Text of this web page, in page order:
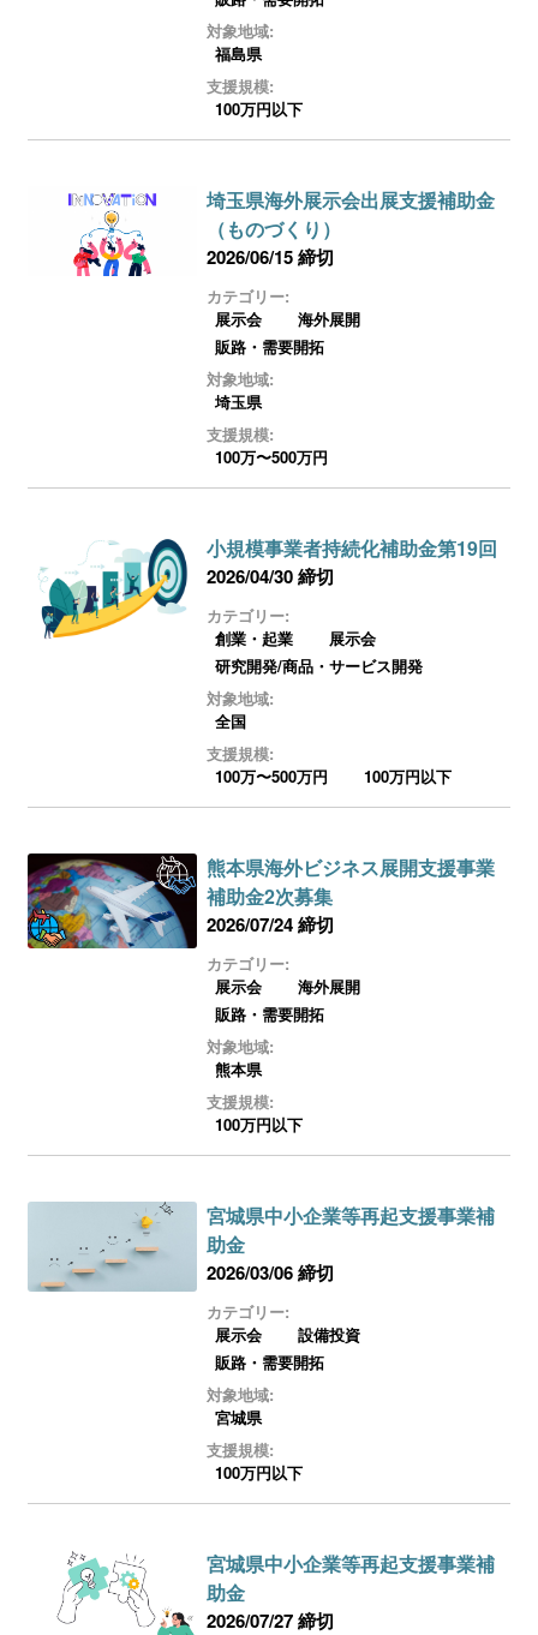
対象地域:
福島県
支援規模:
100万円以下
埼玉県海外展示会出展支援補助金
（ものづくり）
2026/06/15 締切
カテゴリー:
展示会
海外展開
販路・需要開拓
対象地域:
埼玉県
支援規模:
100万〜500万円
小規模事業者持続化補助金第19回
2026/04/30 締切
カテゴリー:
創業・起業
展示会
研究開発/商品・サービス開発
対象地域:
全国
支援規模:
100万〜500万円
100万円以下
熊本県海外ビジネス展開支援事業
補助金2次募集
2026/07/24 締切
カテゴリー:
展示会
海外展開
販路・需要開拓
対象地域:
熊本県
支援規模:
100万円以下
宮城県中小企業等再起支援事業補
助金
2026/03/06 締切
カテゴリー:
展示会
設備投資
販路・需要開拓
対象地域:
宮城県
支援規模:
100万円以下
宮城県中小企業等再起支援事業補
助金
2026/07/27 締切